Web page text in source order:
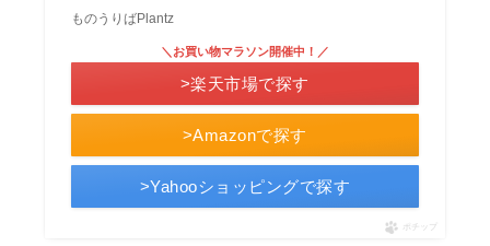
ものうりばPlantz
>Amazonで探す
＼お買い物マラソン開催中！／
>楽天市場で探す
>Yahooショッピングで探す
ポチップ